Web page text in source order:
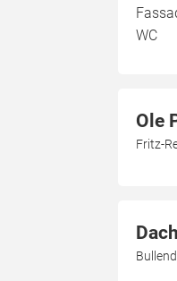
WC
Ole
Fritz-